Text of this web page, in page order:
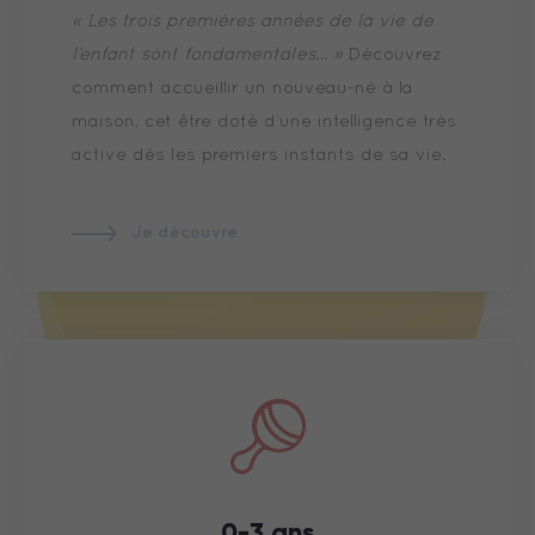
« Les trois premières années de la vie de
l’enfant sont fondamentales… » Découvrez
comment accueillir un nouveau-né à la
maison, cet être doté d’une intelligence très
active dès les premiers instants de sa vie.